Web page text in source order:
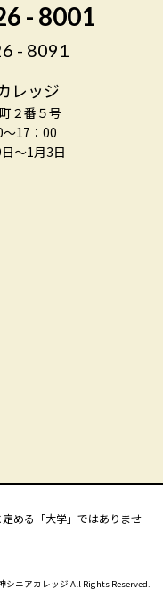
- 8001
- 8091
レッジ
２番５号
～17：00
～1月3日
める「大学」ではありませ
シニアカレッジ All Rights Reserved.